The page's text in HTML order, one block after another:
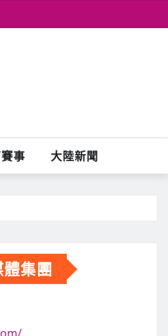
事 大陸新聞
集團